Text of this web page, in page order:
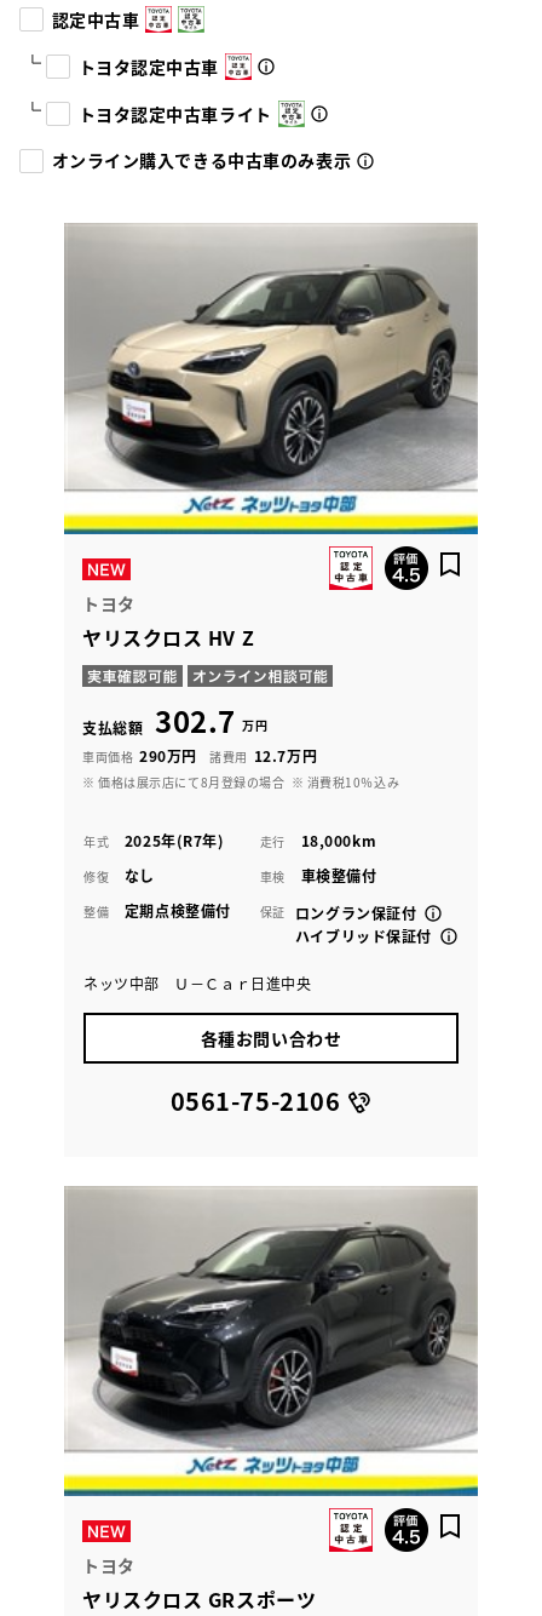
認定中古車
トヨタ認定中古車
トヨタ認定中古車ライト
オンライン購入できる中古車のみ表示
トヨタ
ヤリスクロス HV Z
支払総額 302.7 万円
車両価格 290万円 諸費用 12.7万円
※ 価格は展示店にて8月登録の場合 ※ 消費税10％込み
年式 2025年(R7年) 走行 18,000km
修復 なし 車検 車検整備付
整備 定期点検整備付 保証
ロングラン保証付
ハイブリッド保証付
ネッツ中部 Ｕ－Ｃａｒ日進中央
各種お問い合わせ
0561-75-2106
トヨタ
ヤリスクロス GRスポーツ